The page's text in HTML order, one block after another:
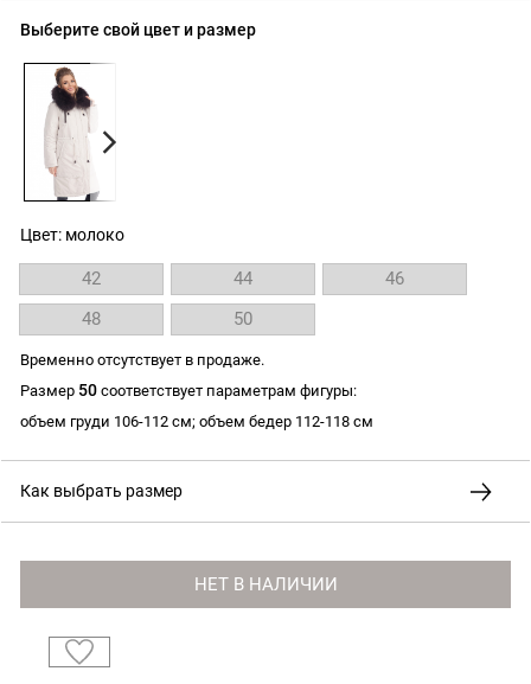
Выберите свой цвет и размер
Цвет: молоко
42 44
46
48
50
Временно отсутствует в продаже.
Размер 50 соответствует параметрам фигуры:
объем груди 106-112 см; объем бедер 112-118 см
Как выбрать размер
НЕТ В НАЛИЧИИ